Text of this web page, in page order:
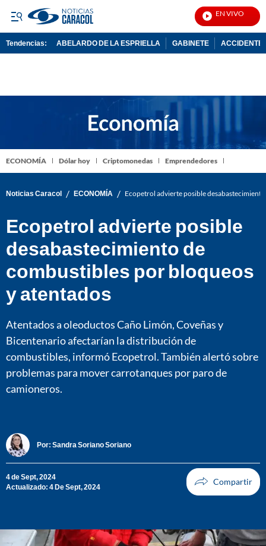
EN VIVO
Tendencias: ABELARDO DE LA ESPRIELLA GABINETE ACCIDENTE
ECONOMÍA Dólar hoy Criptomonedas Emprendedores
Noticias Caracol / ECONOMÍA / Ecopetrol advierte posible
Ecopetrol advierte posible
desabastecimiento de
combustibles por bloqueos
y atentados
Atentados a oleoductos Caño Limón, Coveñas y
Bicentenario afectarían la distribución de
combustibles, informó Ecopetrol. También alertó sobre
problemas para mover carrotanques por paro de
camioneros.
Por: Sandra Soriano Soriano
4 de Sept, 2024
Actualizado: 4 De Sept, 2024